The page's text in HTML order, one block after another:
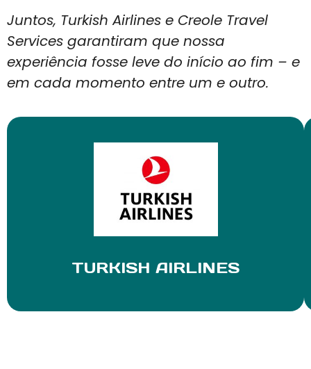
Juntos, Turkish Airlines e Creole Travel
Services garantiram que nossa
experiência fosse leve do início ao fim – e
em cada momento entre um e outro.
TURKISH AIRLINES